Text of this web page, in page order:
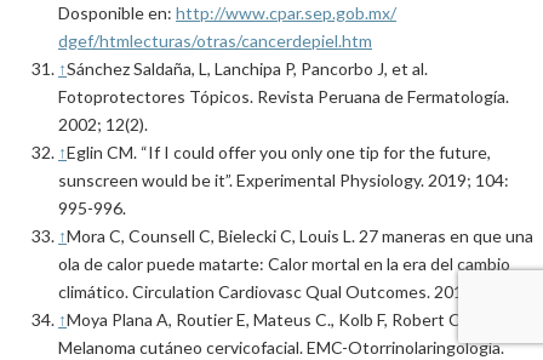
Dosponible en: http://www.cpar.sep.gob.mx/
dgef/htmlecturas/otras/cancerdepiel.htm
↑Sánchez Saldaña, L, Lanchipa P, Pancorbo J, et al.
Fotoprotectores Tópicos. Revista Peruana de Fermatología.
2002; 12(2).
↑Eglin CM. “If I could offer you only one tip for the future,
sunscreen would be it”. Experimental Physiology. 2019; 104:
995-996.
↑Mora C, Counsell C, Bielecki C, Louis L. 27 maneras en que una
ola de calor puede matarte: Calor mortal en la era del cambio
climático. Circulation Cardiovasc Qual Outcomes. 2017; 1-10.
↑Moya Plana A, Routier E, Mateus C., Kolb F, Robert C.
Melanoma cutáneo cervicofacial. EMC-Otorrinolaringología.